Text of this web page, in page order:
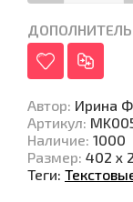
Автор: Ирина
Артикул:
Наличие: 1000
Размер: 402 х
Теги: